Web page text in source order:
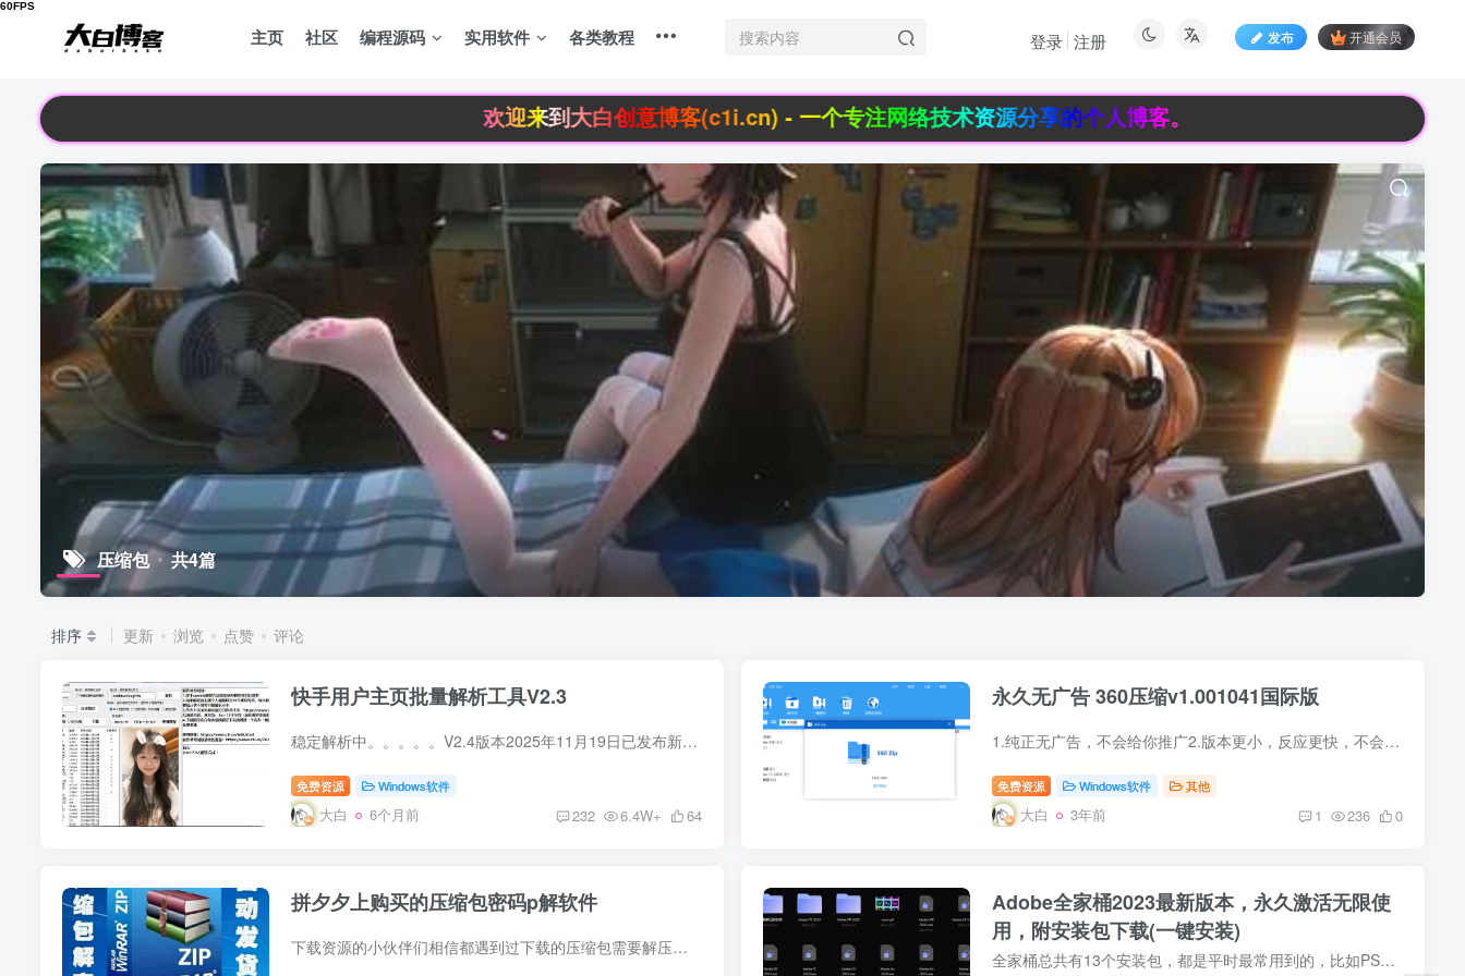
主页 社区 编程源码 实用软件 各类教程 发布 开通会员
登录 注册
欢迎来到大白创意博客(c1i.cn) - 一个专注网络技术资源分享的个人博客。
压缩包 共4篇
排序 更新 浏览 点赞 评论
快手用户主页批量解析工具V2.3
稳定解析中。。。。。V2.4版本2025年11月19日已发布新版本采用输出详细JSON文件模式，可以自行开发json解析工具获取想要的数据，我们提供最基础的下载json解析工具不支持解析图集，仅支持作者主...
免费资源 Windows软件
大白 6个月前 232 6.4W+ 64
永久无广告 360压缩v1.001041国际版
1.纯正无广告，不会给你推广2.版本更小，反应更快，不会再出现无响应3.页面更清爽
免费资源 Windows软件 其他
大白 3年前 1 236 0
拼夕夕上购买的压缩包密码p解软件
下载资源的小伙伴们相信都遇到过下载的压缩包需要解压码，但是却不知道解压码的情况。今天的这款软件，则可以为您分忧解难。它可以破解以zip方式压缩的压缩包的密码。
Adobe全家桶2023最新版本，永久激活无限使
用，附安装包下载(一键安装)
全家桶总共有13个安装包，都是平时最常用到的，比如PS、PR、AE、DW、AU等等，为了小伙伴们下载方便，已经讲全部软件打包好放在了阿里云网盘内了~ 解压后，直接点击安装就可以了，不会安装的可以...